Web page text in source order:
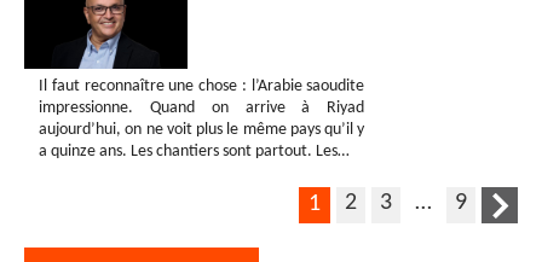
Il faut reconnaître une chose : l’Arabie saoudite
impressionne. Quand on arrive à Riyad
aujourd’hui, on ne voit plus le même pays qu’il y
a quinze ans. Les chantiers sont partout. Les…
1 2 3 … 9